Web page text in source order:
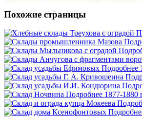
Похожие страницы
Подробнее
Подробнее 1877-1880